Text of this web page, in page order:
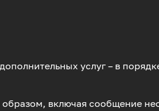
услуг – в
включая сообщение